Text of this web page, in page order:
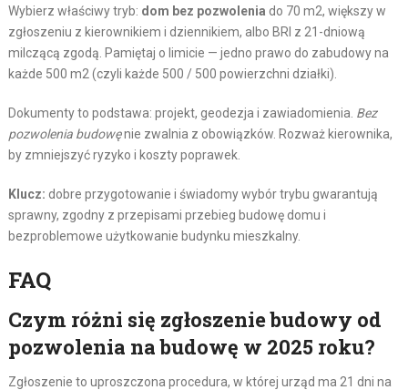
Wybierz właściwy tryb: dom bez pozwolenia do 70 m2, większy w
zgłoszeniu z kierownikiem i dziennikiem, albo BRI z 21-dniową
milczącą zgodą. Pamiętaj o limicie — jedno prawo do zabudowy na
każde 500 m2 (czyli każde 500 / 500 powierzchni działki).
Dokumenty to podstawa: projekt, geodezja i zawiadomienia. Bez
pozwolenia budowęnie zwalnia z obowiązków. Rozważ kierownika,
by zmniejszyć ryzyko i koszty poprawek.
Klucz: dobre przygotowanie i świadomy wybór trybu gwarantują
sprawny, zgodny z przepisami przebieg budowę domu i
bezproblemowe użytkowanie budynku mieszkalny.
FAQ
Czym różni się zgłoszenie budowy od
pozwolenia na budowę w 2025 roku?
Zgłoszenie to uproszczona procedura, w której urząd ma 21 dni na